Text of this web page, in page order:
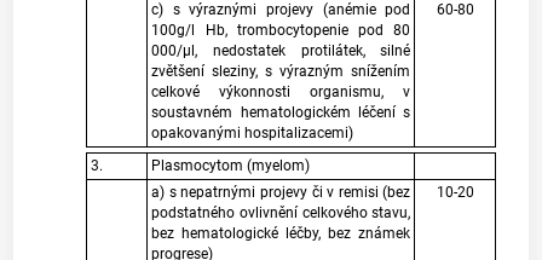
c) s výraznými projevy (anémie pod
100g/l Hb, trombocytopenie pod 80
000/μl, nedostatek protilátek, silné
zvětšení sleziny, s výrazným snížením
celkové výkonnosti organismu, v
soustavném hematologickém léčení s
opakovanými hospitalizacemi)
60-80
3.
Plasmocytom (myelom)
a) s nepatrnými projevy či v remisi (bez
podstatného ovlivnění celkového stavu,
bez hematologické léčby, bez známek
progrese)
10-20